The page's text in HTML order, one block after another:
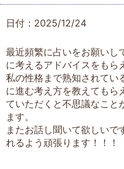
日付：2025/12/24
最近頻繁に占いをお願いし
に考えるアドバイスをもら
私の性格まで熟知されてい
に進む考え方を教えてもら
ていただくと不思議なこと
ます。
またお話し聞いて欲しいで
れるよう頑張ります！！！